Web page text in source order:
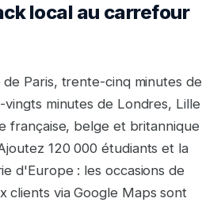
local au carrefour
Paris, trente-cinq minutes de
minutes de Londres, Lille
française, belge et britannique
120 000 étudiants et la
d'Europe : les occasions de
clients via Google Maps sont